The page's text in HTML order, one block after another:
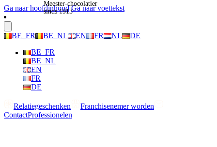
Ga naar hoofdinhoud Ga naar voettekst
BE_FR BE_NL EN FR NL
DE
BE_FR
BE_NL
EN
FR
DE
Relatiegeschenken
Franchisenemer worden
ContactProfessionelen
Meester-chocolatier
sinds 1913